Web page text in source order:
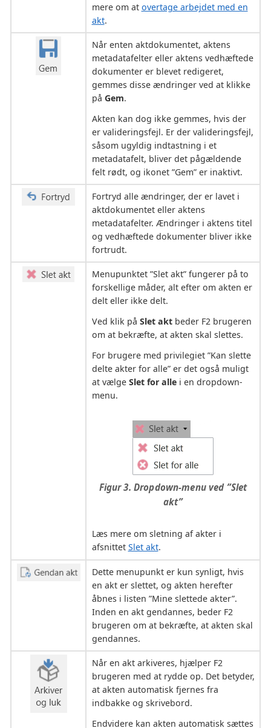
mere om at overtage arbejdet med en
akt.
Når enten aktdokumentet, aktens
metadatafelter eller aktens vedhæftede
dokumenter er blevet redigeret,
gemmes disse ændringer ved at klikke
på Gem.
Akten kan dog ikke gemmes, hvis der
er valideringsfejl. Er der valideringsfejl,
såsom ugyldig indtastning i et
metadatafelt, bliver det pågældende
felt rødt, og ikonet ”Gem” er inaktivt.
Fortryd alle ændringer, der er lavet i
aktdokumentet eller aktens
metadatafelter. Ændringer i aktens titel
og vedhæftede dokumenter bliver ikke
fortrudt.
Menupunktet ”Slet akt” fungerer på to
forskellige måder, alt efter om akten er
delt eller ikke delt.
Ved klik på Slet aktbeder F2 brugeren
om at bekræfte, at akten skal slettes.
For brugere med privilegiet ”Kan slette
delte akter for alle” er det også muligt
at vælge Slet for allei en dropdown-
menu.
Figur 3. Dropdown-menu ved ”Slet
akt”
Læs mere om sletning af akter i
afsnittet Slet akt.
Dette menupunkt er kun synligt, hvis
en akt er slettet, og akten herefter
åbnes i listen ”Mine slettede akter”.
Inden en akt gendannes, beder F2
brugeren om at bekræfte, at akten skal
gendannes.
Når en akt arkiveres, hjælper F2
brugeren med at rydde op. Det betyder,
at akten automatisk fjernes fra
indbakke og skrivebord.
Endvidere kan akten automatisk sættes